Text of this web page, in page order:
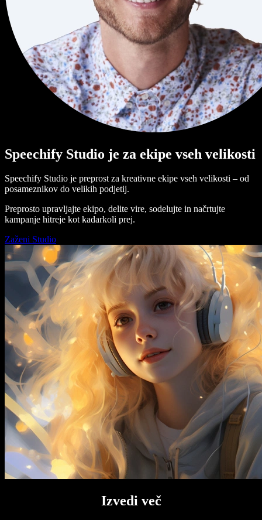
Speechify Studio je za ekipe vseh velikosti
Speechify Studio je preprost za kreativne ekipe vseh velikosti – od
posameznikov do velikih podjetij.
Preprosto upravljajte ekipo, delite vire, sodelujte in načrtujte
kampanje hitreje kot kadarkoli prej.
Zaženi Studio
Izvedi več